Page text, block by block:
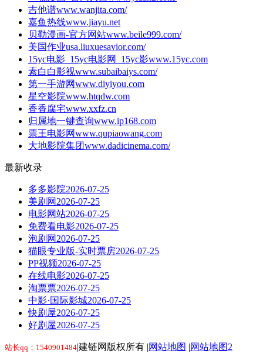
吉他谱www.wanjita.com/
嘉鱼热线www.jiayu.net
贝勒漫画-官方网站www.beile999.com/
美国作业usa.liuxuesavior.com/
15yc电影_15yc电影网_15yc影www.15yc.com
素白白影视www.subaibaiys.com/
第一手游网www.diyiyou.com
星空影院www.htqdw.com
香香腐宅www.xxfz.cn
归属地一键查询www.ip168.com
票王电影网www.qupiaowang.com
大地影院集团www.dadicinema.com/
最新收录
多多影院2026-07-25
美剧网 2026-07-25
电影网站2026-07-25
免费看电影2026-07-25
泡剧网 2026-07-25
猫眼专业版-实时票房2026-07-25
PP视频2026-07-25
在线电影2026-07-25
淘票票2026-07-25
中影·国际影城2026-07-25
快剧屋2026-07-25
好剧屋2026-07-25
站长qq：1540901484|建链网版权所有 |网站地图 |网站地图2